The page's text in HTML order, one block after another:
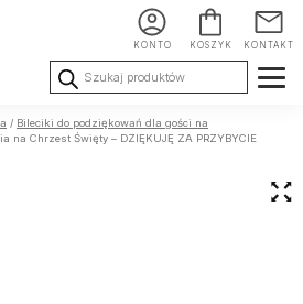
KONTO KOSZYK KONTAKT
Wyszukiwarka
produktów
Chrzest i
Komunia
Urodziny i
okoliczności
/ Bileciki do podziękowań dla gości na
na Chrzest Święty – DZIĘKUJĘ ZA PRZYBYCIE